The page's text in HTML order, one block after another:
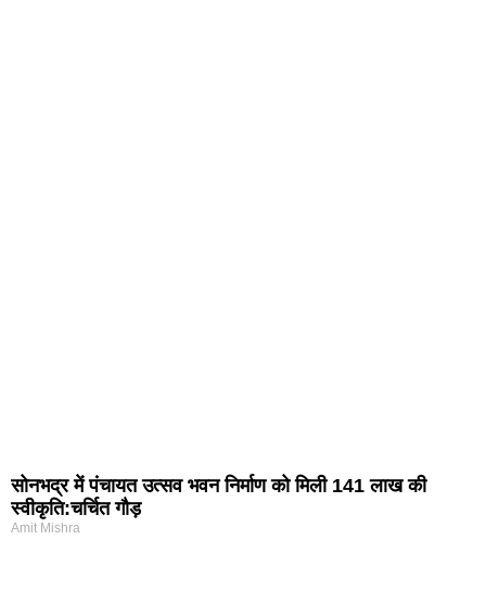
सोनभद्र में पंचायत उत्सव भवन निर्माण को मिली 141 लाख की
स्वीकृति:चर्चित गौड़
Amit Mishra